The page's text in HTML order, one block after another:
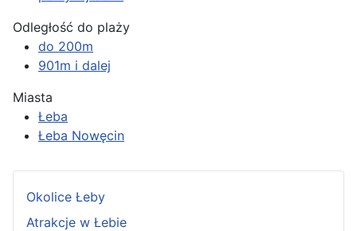
Odległość do plaży
do 200m
901m i dalej
Miasta
Łeba
Łeba Nowęcin
Okolice Łeby
Atrakcje w Łebie